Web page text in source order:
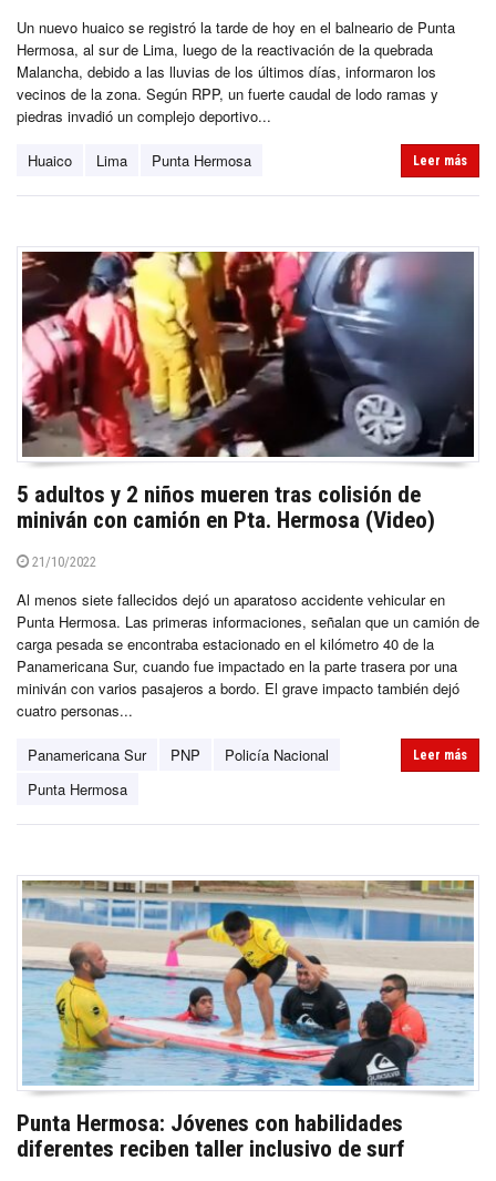
Un nuevo huaico se registró la tarde de hoy en el balneario de Punta
Hermosa, al sur de Lima, luego de la reactivación de la quebrada
Malancha, debido a las lluvias de los últimos días, informaron los
vecinos de la zona. Según RPP, un fuerte caudal de lodo ramas y
piedras invadió un complejo deportivo...
Huaico Lima Punta Hermosa Leer más
5 adultos y 2 niños mueren tras colisión de
miniván con camión en Pta. Hermosa (Video)
21/10/2022
Al menos siete fallecidos dejó un aparatoso accidente vehicular en
Punta Hermosa. Las primeras informaciones, señalan que un camión de
carga pesada se encontraba estacionado en el kilómetro 40 de la
Panamericana Sur, cuando fue impactado en la parte trasera por una
miniván con varios pasajeros a bordo. El grave impacto también dejó
cuatro personas...
Panamericana Sur PNP
Policía Nacional
Punta Hermosa
Leer más
Punta Hermosa: Jóvenes con habilidades
diferentes reciben taller inclusivo de surf